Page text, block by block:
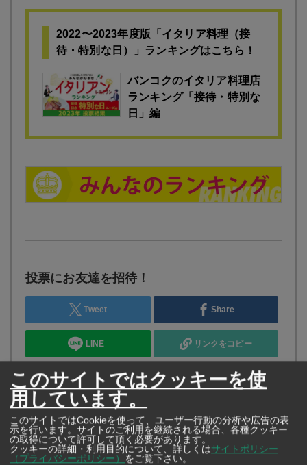
2022〜2023年度版「イタリア料理（接
待・特別な日）」ランキングはこちら！
バンコクのイタリア料理店
ランキング「接待・特別な
日」編
投票にお友達を招待！
Tweet Share
LINE リンクをコピー
このサイトではクッキーを使
用しています。
このサイトではCookieを使って、ユーザー行動の分析や広告の表
示を行います。サイトのご利用を継続される場合、各種クッキー
の取得について許可して頂く必要があります。
クッキーの詳細・利用目的について、詳しくはサイトポリシー
（プライバシーポリシー）
をご覧下さい。